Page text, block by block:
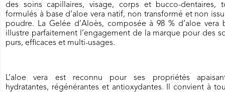
des soins capillaires, visage, corps et bucco-dentaires,
formulés à base d’aloe vera natif, non transformé et non
poudre. La Gelée d’Aloès, composée à 98 % d’aloe vera
illustre parfaitement l’engagement de la marque pour des
purs, efficaces et multi-usages.
L’aloe vera est reconnu pour ses propriétés
hydratantes, régénérantes et antioxydantes. Il convient à